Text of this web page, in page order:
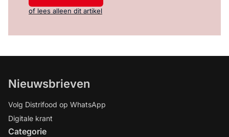
of lees alleen dit artikel
Nieuwsbrieven
Volg Distrifood op WhatsApp
Digitale krant
Categorie